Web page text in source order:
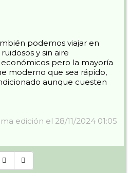
podemos viajar en
y sin aire
pero la mayoría
moderno que sea rápido,
aunque cuesten
edición el 28/11/2024 01:05